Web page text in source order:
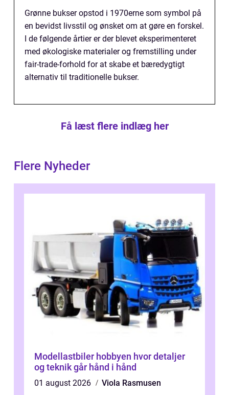
Grønne bukser opstod i 1970erne som symbol på
en bevidst livsstil og ønsket om at gøre en forskel.
I de følgende årtier er der blevet eksperimenteret
med økologiske materialer og fremstilling under
fair-trade-forhold for at skabe et bæredygtigt
alternativ til traditionelle bukser.
Få læst flere indlæg her
Flere Nyheder
Modellastbiler hobbyen hvor detaljer
og teknik går hånd i hånd
01 august 2026
Viola Rasmusen